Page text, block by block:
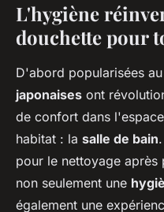
L'hygiène
douchette pour
D'abord popularisées
japonaises ont
de confort dans
habitat : la salle de bain
pour le nettoyage
non seulement une
également une